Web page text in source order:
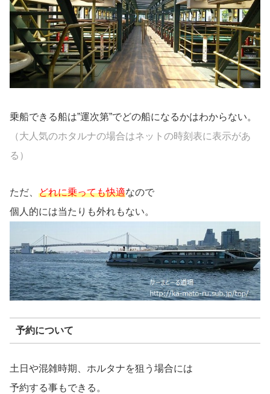
乗船できる船は”運次第”でどの船になるかはわからない。
（大人気のホタルナの場合はネットの時刻表に表示があ
る）
ただ、 どれに乗っても快適なので
個人的には当たりも外れもない。
予約について
土日や混雑時期、ホルタナを狙う場合には
予約する事もできる。